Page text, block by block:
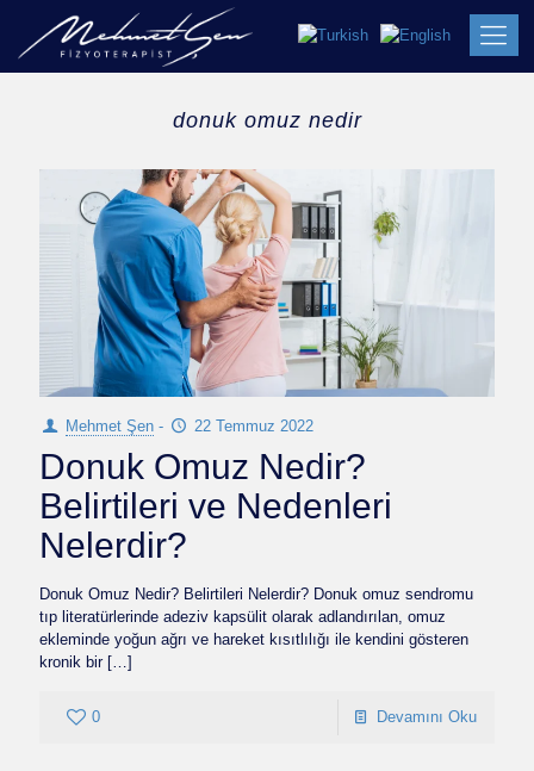
donuk omuz nedir
Mehmet Şen - 22 Temmuz 2022
Donuk Omuz Nedir?
Belirtileri ve Nedenleri
Nelerdir?
Donuk Omuz Nedir? Belirtileri Nelerdir? Donuk omuz sendromu
tıp literatürlerinde adeziv kapsülit olarak adlandırılan, omuz
ekleminde yoğun ağrı ve hareket kısıtlılığı ile kendini gösteren
kronik bir[…]
0 Devamını Oku